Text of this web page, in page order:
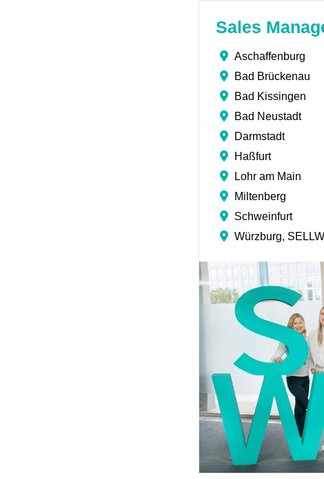
Sales
Aschaffenburg
Bad Brückenau
Bad Kissingen
Bad Neustadt
Darmstadt
Haßfurt
Lohr am Main
Miltenberg
Schweinfurt
Würzburg,